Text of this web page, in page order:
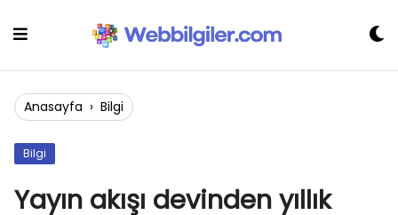
Anasayfa › Bilgi
Bilgi
Yayın akışı devinden yıllık